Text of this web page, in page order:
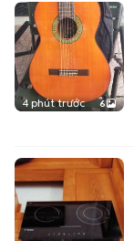
4 phút trước 6